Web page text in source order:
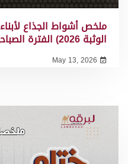
ملخص أشواط الجذاع
الوثبة 2026) الفترة الصباحية…
May 13, 2026